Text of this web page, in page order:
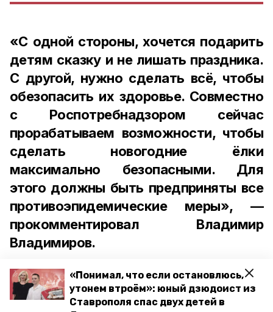
«Понимал, что если остановлюсь,
утонем втроём»: юный дзюдоист из
Ставрополя спас двух детей в
«С одной стороны, хочется подарить
детям сказку и не лишать праздника.
С другой, нужно сделать всё, чтобы
обезопасить их здоровье. Совместно
с Роспотребнадзором сейчас
прорабатываем возможности, чтобы
сделать новогодние ёлки
максимально безопасными. Для
этого должны быть предприняты все
противоэпидемические меры», —
прокомментировал Владимир
Владимиров.